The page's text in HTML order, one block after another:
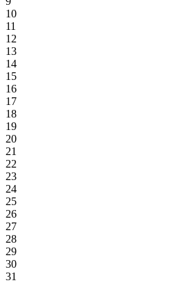
10
11
12
13
14
15
16
17
18
19
20
21
22
23
24
25
26
27
28
29
30
31